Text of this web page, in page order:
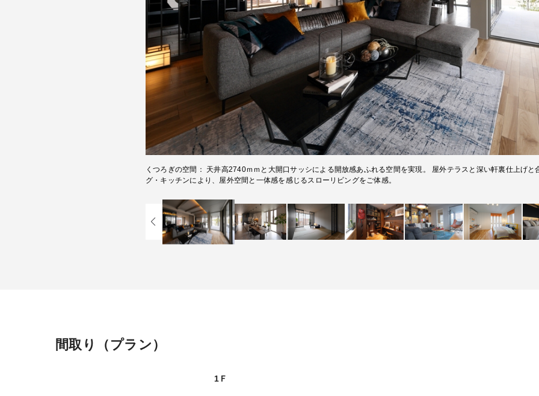
くつろぎの空間
天井高2740ｍｍと大開口サッシによる開放感あふれる空間を実現。 屋外テラスと深い軒裏仕上げと
グ・キッチンにより、屋外空間と一体感を感じるスローリビングをご体感。
間取り プラン
1Ｆ